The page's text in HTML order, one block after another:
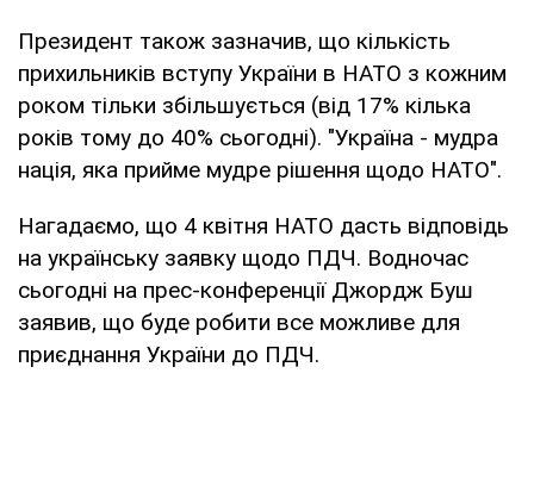
Президент також зазначив, що кількість
прихильників вступу України в НАТО з кожним
роком тільки збільшується (від 17% кілька
років тому до 40% сьогодні). "Україна - мудра
нація, яка прийме мудре рішення щодо НАТО".
Нагадаємо, що 4 квітня НАТО дасть відповідь
на українську заявку щодо ПДЧ. Водночас
сьогодні на прес-конференції Джордж Буш
заявив, що буде робити все можливе для
приєднання України до ПДЧ.